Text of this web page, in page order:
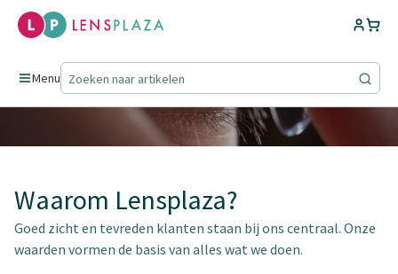
Menu
Ontdek Lensplaza
Vertrouw zorgeloos op je contactlenzen.
Waarom Lensplaza?
Goed zicht en tevreden klanten staan bij ons centraal. Onze
waarden vormen de basis van alles wat we doen.